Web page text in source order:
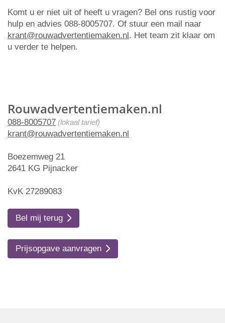
Rouwadvertentiemaken.nl
088-8005707 (lokaal tarief)
krant@rouwadvertentiemaken.nl
Boezemweg 21
2641 KG Pijnacker
KvK 27289083
Bel mij terug
Prijsopgave aanvragen
Komt u er niet uit of heeft u vragen? Bel ons rustig voor
hulp en advies 088-8005707. Of stuur een mail naar
krant@rouwadvertentiemaken.nl. Het team zit klaar om
u verder te helpen.